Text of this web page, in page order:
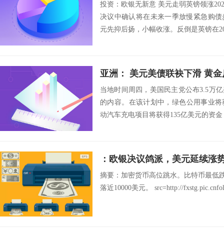
投资：欧银无新意 美元走弱英镑领涨
决议中确认将在未来一季放慢紧急购
元先抑后扬，小幅收涨。反倒是英镑在
亚洲： 美元美债联袂下滑 黄
当地时间周四，美国民主党公布3.5万
的内容。在该计划中，绿色公用事业
动汽车充电项目将获得135亿美元的资
：欧银决议鸽派，美元延续涨
摘要：加密货币高位跳水。比特币最低
落近10000美元。 src=http://